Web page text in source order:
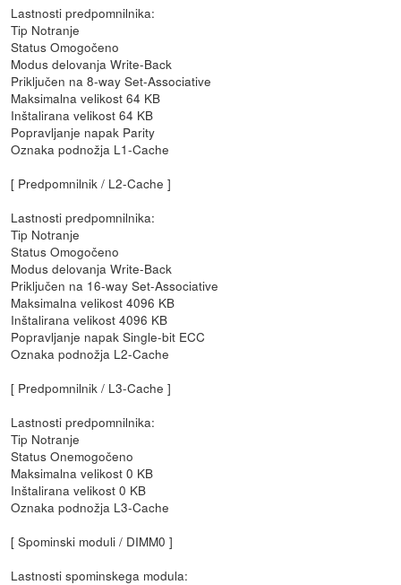
Lastnosti predpomnilnika:
Tip Notranje
Status Omogočeno
Modus delovanja Write-Back
Priključen na 8-way Set-Associative
Maksimalna velikost 64 KB
Inštalirana velikost 64 KB
Popravljanje napak Parity
Oznaka podnožja L1-Cache
[ Predpomnilnik / L2-Cache ]
Lastnosti predpomnilnika:
Tip Notranje
Status Omogočeno
Modus delovanja Write-Back
Priključen na 16-way Set-Associative
Maksimalna velikost 4096 KB
Inštalirana velikost 4096 KB
Popravljanje napak Single-bit ECC
Oznaka podnožja L2-Cache
[ Predpomnilnik / L3-Cache ]
Lastnosti predpomnilnika:
Tip Notranje
Status Onemogočeno
Maksimalna velikost 0 KB
Inštalirana velikost 0 KB
Oznaka podnožja L3-Cache
[ Spominski moduli / DIMM0 ]
Lastnosti spominskega modula: